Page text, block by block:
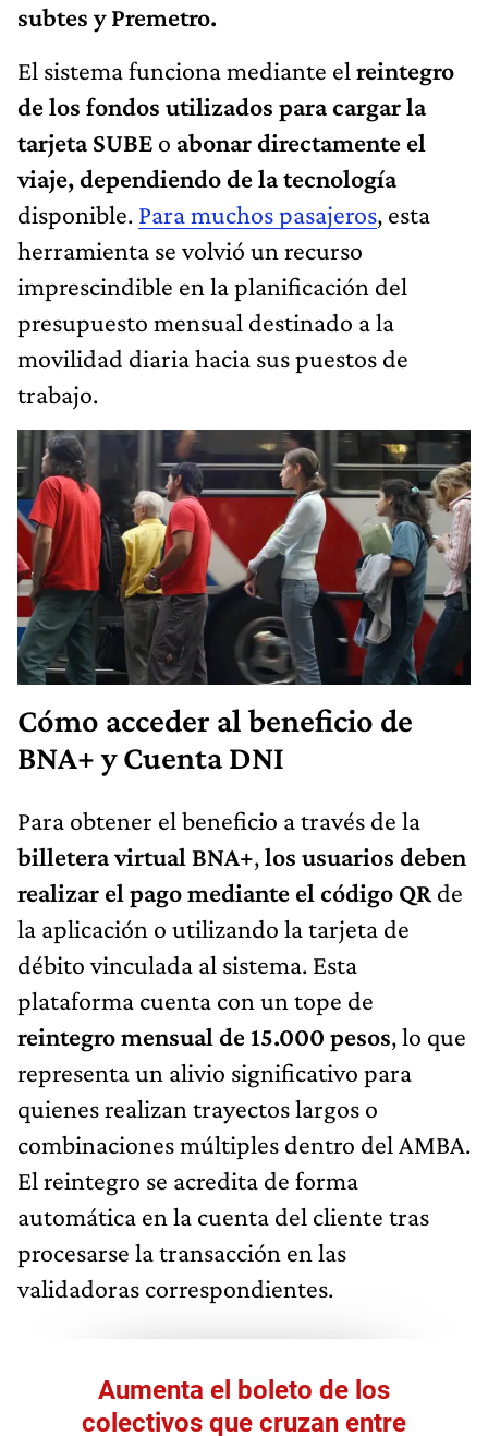
subtes y Premetro.
El sistema funciona mediante el reintegro
de los fondos utilizados para cargar la
tarjeta SUBE o abonar directamente el
viaje, dependiendo de la tecnología
disponible. Para muchos pasajeros, esta
herramienta se volvió un recurso
imprescindible en la planificación del
presupuesto mensual destinado a la
movilidad diaria hacia sus puestos de
trabajo.
Cómo acceder al beneficio de
BNA+ y Cuenta DNI
Para obtener el beneficio a través de la
billetera virtual BNA+,los usuarios deben
realizar el pago mediante el código QR de
la aplicación o utilizando la tarjeta de
débito vinculada al sistema. Esta
plataforma cuenta con un tope de
reintegro mensual de 15.000 pesos, lo que
representa un alivio significativo para
quienes realizan trayectos largos o
combinaciones múltiples dentro del AMBA.
El reintegro se acredita de forma
automática en la cuenta del cliente tras
procesarse la transacción en las
validadoras correspondientes.
Aumenta el boleto de los
colectivos que cruzan entre